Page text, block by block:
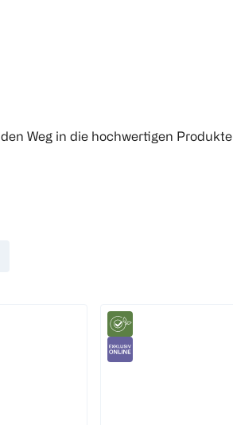
Weg in die hochwertigen Produkte